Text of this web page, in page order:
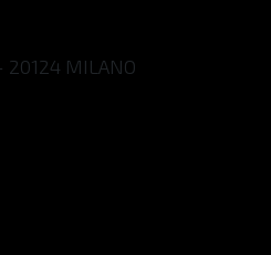
MILANO